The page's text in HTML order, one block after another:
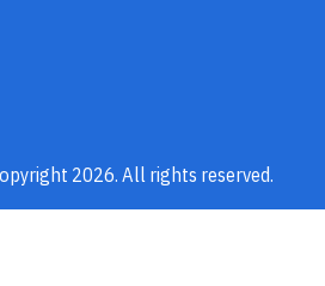
2026. All rights reserved.